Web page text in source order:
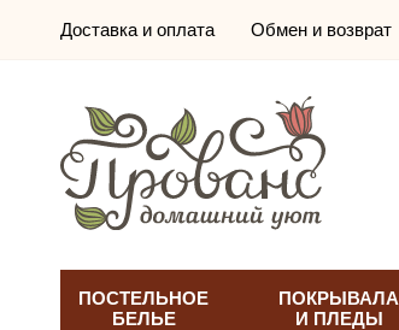
Доставка и оплата Обмен и возврат
ПОСТЕЛЬНОЕ
БЕЛЬЕ
ПОКРЫВАЛА
И ПЛЕДЫ